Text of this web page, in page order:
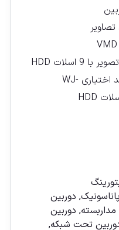
تا 54 TB حافظه ذخیره تصویر با 9 اسلات HDD
در واحد اصلی و پنج واحد اختیاری WJ-
پاناسونیک, دوربين
, دوربين
تحت شبكه,